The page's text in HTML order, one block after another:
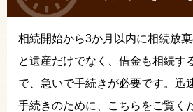
相続開始から3か月以内に相続放
と遺産だけでなく、借金も相続す
で、急いで手続きが必要です。迅
手続きのために、こちらをご覧く